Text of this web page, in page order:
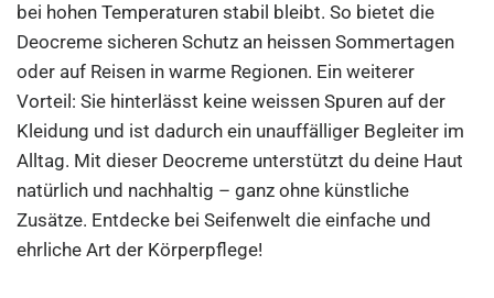
bei hohen Temperaturen stabil bleibt. So bietet die
Deocreme sicheren Schutz an heissen Sommertagen
oder auf Reisen in warme Regionen. Ein weiterer
Vorteil: Sie hinterlässt keine weissen Spuren auf der
Kleidung und ist dadurch ein unauffälliger Begleiter im
Alltag. Mit dieser Deocreme unterstützt du deine Haut
natürlich und nachhaltig – ganz ohne künstliche
Zusätze. Entdecke bei Seifenwelt die einfache und
ehrliche Art der Körperpflege!